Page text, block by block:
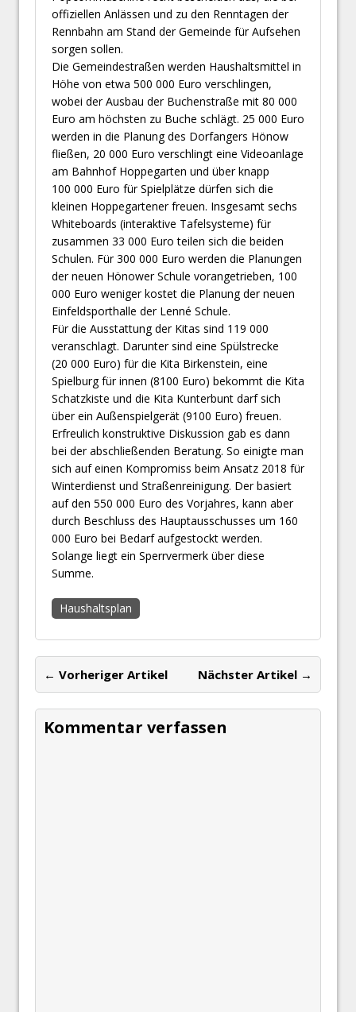
offiziellen Anlässen und zu den Renntagen der
Rennbahn am Stand der Gemeinde für Aufsehen
sorgen sollen.
Die Gemeindestraßen werden Haushaltsmittel in
Höhe von etwa 500 000 Euro verschlingen,
wobei der Ausbau der Buchenstraße mit 80 000
Euro am höchsten zu Buche schlägt. 25 000 Euro
werden in die Planung des Dorfangers Hönow
fließen, 20 000 Euro verschlingt eine Videoanlage
am Bahnhof Hoppegarten und über knapp
100 000 Euro für Spielplätze dürfen sich die
kleinen Hoppegartener freuen. Insgesamt sechs
Whiteboards (interaktive Tafelsysteme) für
zusammen 33 000 Euro teilen sich die beiden
Schulen. Für 300 000 Euro werden die Planungen
der neuen Hönower Schule vorangetrieben, 100
000 Euro weniger kostet die Planung der neuen
Einfeldsporthalle der Lenné Schule.
Für die Ausstattung der Kitas sind 119 000
veranschlagt. Darunter sind eine Spülstrecke
(20 000 Euro) für die Kita Birkenstein, eine
Spielburg für innen (8100 Euro) bekommt die Kita
Schatzkiste und die Kita Kunterbunt darf sich
über ein Außenspielgerät (9100 Euro) freuen.
Erfreulich konstruktive Diskussion gab es dann
bei der abschließenden Beratung. So einigte man
sich auf einen Kompromiss beim Ansatz 2018 für
Winterdienst und Straßenreinigung. Der basiert
auf den 550 000 Euro des Vorjahres, kann aber
durch Beschluss des Hauptausschusses um 160
000 Euro bei Bedarf aufgestockt werden.
Solange liegt ein Sperrvermerk über diese
Summe.
Haushaltsplan
← Vorheriger Artikel Nächster Artikel →
Kommentar verfassen